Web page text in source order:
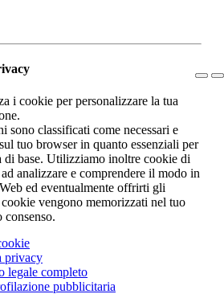
i cookie per personalizzare la tua
sono classificati come necessari e
tuo browser in quanto essenziali per
di base. Utilizziamo inoltre cookie di
analizzare e comprendere il modo in
ed eventualmente offrirti gli
vengono memorizzati nel tuo
privacy
legale completo
pubblicitaria